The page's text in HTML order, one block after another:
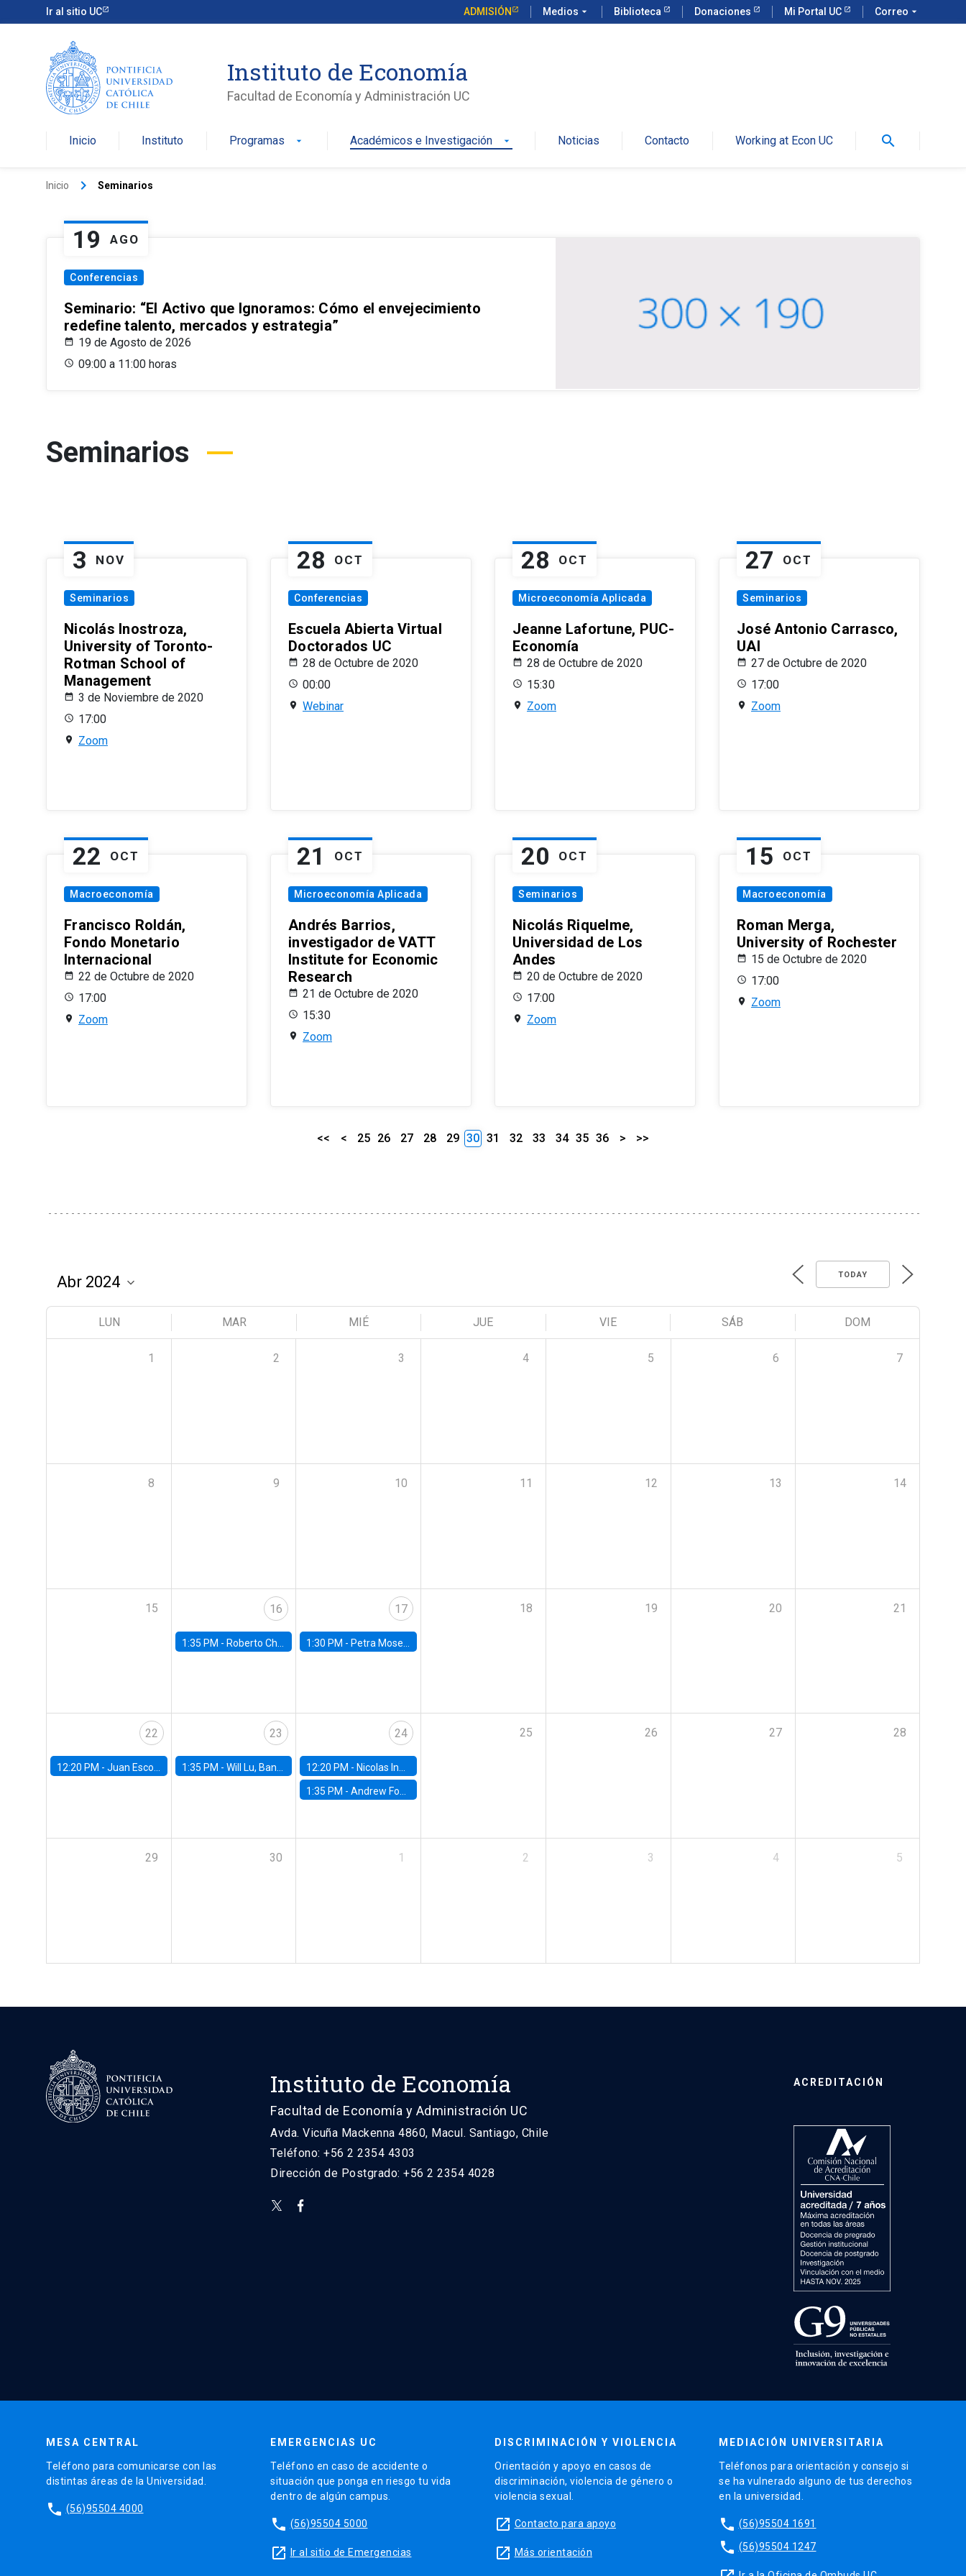
Ir al sitio UC ADMISIÓN Medios arrow_drop_down Biblioteca Donaciones Mi Portal UC Correo arrow_drop_down
Instituto de Economía
Facultad de Economía y Administración UC
Inicio Instituto Programas arrow_drop_down Académicos e Investigación arrow_drop_down Noticias Contacto Working at Econ UC search
Inicio keyboard_arrow_right Seminarios
19 AGO
Conferencias
Seminario: “El Activo que Ignoramos: Cómo el envejecimiento
redefine talento, mercados y estrategia”
19 de Agosto de 2026
09:00 a 11:00 horas
Seminarios
3 NOV
Seminarios
Nicolás Inostroza,
University of Toronto-
Rotman School of
Management
3 de Noviembre de 2020
17:00
Zoom
28 OCT
Conferencias
Escuela Abierta Virtual
Doctorados UC
28 de Octubre de 2020
00:00
Webinar
28 OCT
Microeconomía Aplicada
Jeanne Lafortune, PUC-
Economía
28 de Octubre de 2020
15:30
Zoom
27 OCT
Seminarios
José Antonio Carrasco,
UAI
27 de Octubre de 2020
17:00
Zoom
22 OCT
Macroeconomía
Francisco Roldán,
Fondo Monetario
Internacional
22 de Octubre de 2020
17:00
Zoom
21 OCT
Microeconomía Aplicada
Andrés Barrios,
investigador de VATT
Institute for Economic
Research
21 de Octubre de 2020
15:30
Zoom
20 OCT
Seminarios
Nicolás Riquelme,
Universidad de Los
Andes
20 de Octubre de 2020
17:00
Zoom
15 OCT
Macroeconomía
Roman Merga,
University of Rochester
15 de Octubre de 2020
17:00
Zoom
<< < 25 26 27 28 29 30 31 32 33 34 35 36 > >>
TODAY
LUN MAR MIÉ JUE VIE SÁB DOM
1 2 3 4 5 6 7
8 9 10 11 12 13 14
15 16
1:35 PM - Roberto Chang, Rutgers University
17
1:30 PM - Petra Moser, NYU Stern
18 19 20 21
22
12:20 PM - Juan Escobar, Universidad de Chile
23
1:35 PM - Will Lu, Banco Central de Chile
24
12:20 PM - Nicolas Inostroza, Rotman School of Management, University of Toronto
1:35 PM -Andrew Foster, Brown University
25 26 27 28
29 30 1 2 3 4 5
Instituto de Economía
Facultad de Economía y Administración UC
Avda. Vicuña Mackenna 4860, Macul. Santiago, Chile
Teléfono: +56 2 2354 4303
Dirección de Postgrado: +56 2 2354 4028
ACREDITACIÓN
MESA CENTRAL
Teléfono para comunicarse con las
distintas áreas de la Universidad.
phone (56)95504 4000
EMERGENCIAS UC
Teléfono en caso de accidente o
situación que ponga en riesgo tu vida
dentro de algún campus.
phone (56)95504 5000
launch Ir al sitio de Emergencias
DISCRIMINACIÓN Y VIOLENCIA
Orientación y apoyo en casos de
discriminación, violencia de género o
violencia sexual.
launch Contacto para apoyo
launch Más orientación
MEDIACIÓN UNIVERSITARIA
Teléfonos para orientación y consejo si
se ha vulnerado alguno de tus derechos
en la universidad.
phone (56)95504 1691
phone (56)95504 1247